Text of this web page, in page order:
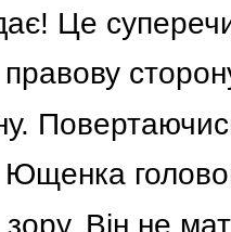
Це
зору. Він не